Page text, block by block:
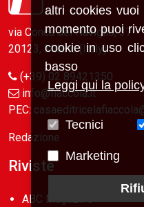
via Conca del Naviglio, 37
20123, Milano (Italy)
(+39) 02 89421350
info@fiaccola.it
PEC:
Redazione
Riviste
ABC Magazine
altri cookies
momento puoi
cookie in uso
basso
Leggi qui la
Tecnici
Marketing